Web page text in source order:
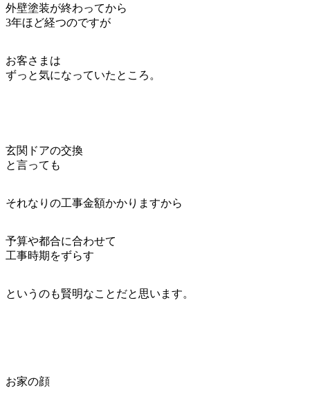
外壁塗装が終わってから
3年ほど経つのですが
お客さまは
ずっと気になっていたところ。
玄関ドアの交換
と言っても
それなりの工事金額かかりますから
予算や都合に合わせて
工事時期をずらす
というのも賢明なことだと思います。
お家の顔